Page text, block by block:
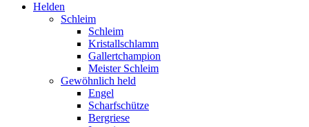
Helden
Schleim
Schleim
Kristallschlamm
Gallertchampion
Meister Schleim
Gewöhnlich held
Engel
Scharfschütze
Bergriese